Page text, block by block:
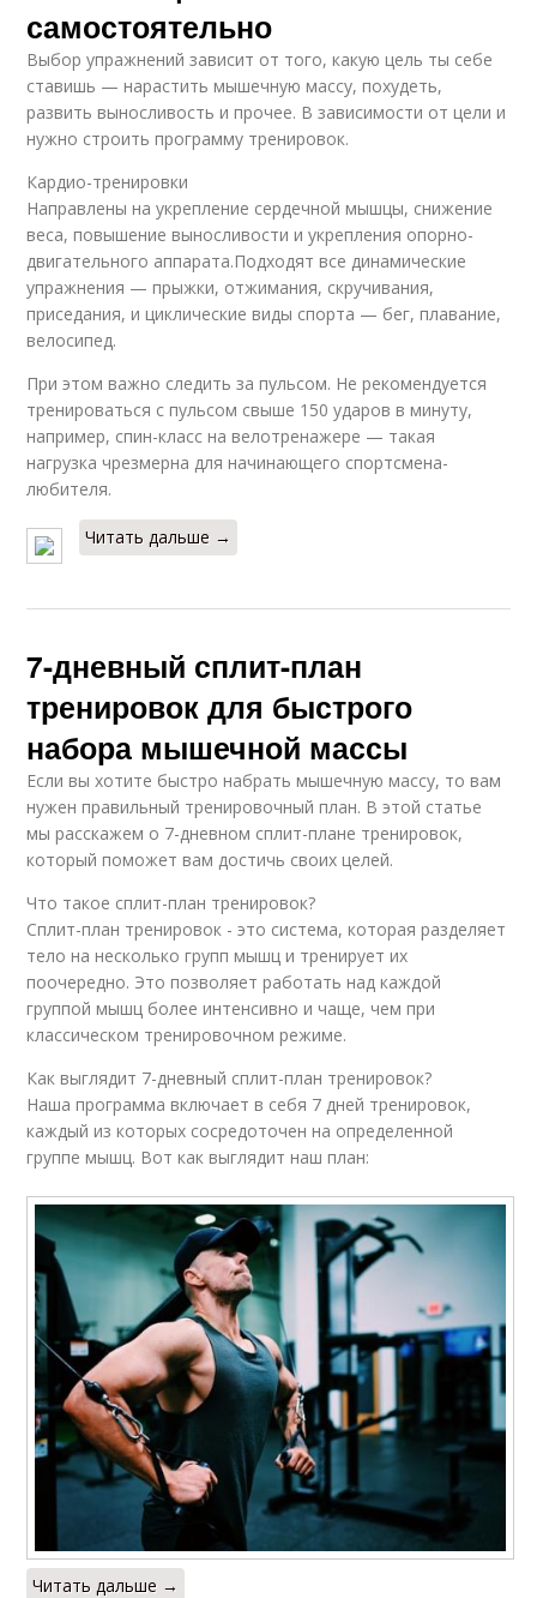
самостоятельно
Выбор упражнений зависит от того, какую цель ты себе
ставишь — нарастить мышечную массу, похудеть,
развить выносливость и прочее. В зависимости от цели и
нужно строить программу тренировок.
Кардио-тренировки
Направлены на укрепление сердечной мышцы, снижение
веса, повышение выносливости и укрепления опорно-
двигательного аппарата.Подходят все динамические
упражнения — прыжки, отжимания, скручивания,
приседания, и циклические виды спорта — бег, плавание,
велосипед.
При этом важно следить за пульсом. Не рекомендуется
тренироваться с пульсом свыше 150 ударов в минуту,
например, спин-класс на велотренажере — такая
нагрузка чрезмерна для начинающего спортсмена-
любителя.
Читать дальше →
7-дневный сплит-план
тренировок для быстрого
набора мышечной массы
Если вы хотите быстро набрать мышечную массу, то вам
нужен правильный тренировочный план. В этой статье
мы расскажем о 7-дневном сплит-плане тренировок,
который поможет вам достичь своих целей.
Что такое сплит-план тренировок?
Сплит-план тренировок - это система, которая разделяет
тело на несколько групп мышц и тренирует их
поочередно. Это позволяет работать над каждой
группой мышц более интенсивно и чаще, чем при
классическом тренировочном режиме.
Как выглядит 7-дневный сплит-план тренировок?
Наша программа включает в себя 7 дней тренировок,
каждый из которых сосредоточен на определенной
группе мышц. Вот как выглядит наш план:
Читать дальше →